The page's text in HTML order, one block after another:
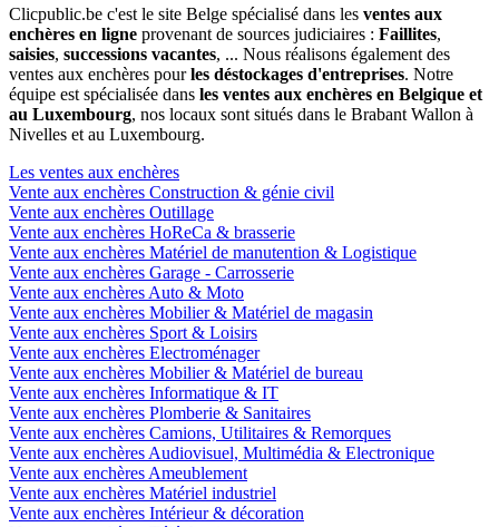
Clicpublic.be c'est le site Belge spécialisé dans les ventes aux
enchères en ligne provenant de sources judiciaires : Faillites,
saisies, successions vacantes, ... Nous réalisons également des
ventes aux enchères pourles déstockages d'entreprises. Notre
équipe est spécialisée dans les ventes aux enchères en Belgique et
au Luxembourg, nos locaux sont situés dans le Brabant Wallon à
Nivelles et au Luxembourg.
Les ventes aux enchères
Vente aux enchères Construction & génie civil
Vente aux enchères Outillage
Vente aux enchères HoReCa & brasserie
Vente aux enchères Matériel de manutention & Logistique
Vente aux enchères Garage - Carrosserie
Vente aux enchères Auto & Moto
Vente aux enchères Mobilier & Matériel de magasin
Vente aux enchères Sport & Loisirs
Vente aux enchères Electroménager
Vente aux enchères Mobilier & Matériel de bureau
Vente aux enchères Informatique & IT
Vente aux enchères Plomberie & Sanitaires
Vente aux enchères Camions, Utilitaires & Remorques
Vente aux enchères Audiovisuel, Multimédia & Electronique
Vente aux enchères Ameublement
Vente aux enchères Matériel industriel
Vente aux enchères Intérieur & décoration